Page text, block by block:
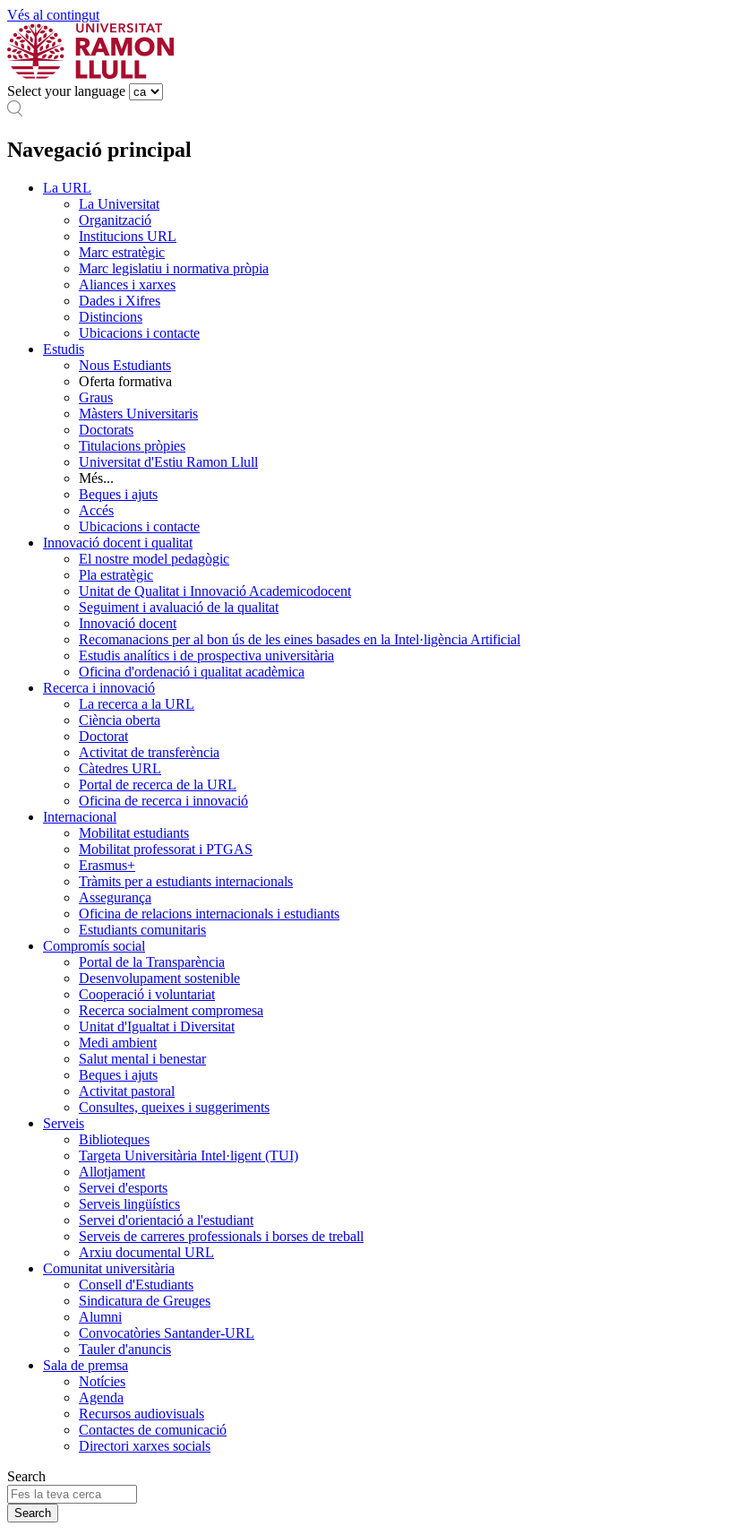
Vés al contingut
Select your language
Navegació principal
La URL
La Universitat
Organització
Institucions URL
Marc estratègic
Marc legislatiu i normativa pròpia
Aliances i xarxes
Dades i Xifres
Distincions
Ubicacions i contacte
Estudis
Nous Estudiants
Oferta formativa
Graus
Màsters Universitaris
Doctorats
Titulacions pròpies
Universitat d'Estiu Ramon Llull
Més...
Beques i ajuts
Accés
Ubicacions i contacte
Innovació docent i qualitat
El nostre model pedagògic
Pla estratègic
Unitat de Qualitat i Innovació Academicodocent
Seguiment i avaluació de la qualitat
Innovació docent
Recomanacions per al bon ús de les eines basades en la Intel·ligència Artificial
Estudis analítics i de prospectiva universitària
Oficina d'ordenació i qualitat acadèmica
Recerca i innovació
La recerca a la URL
Ciència oberta
Doctorat
Activitat de transferència
Càtedres URL
Portal de recerca de la URL
Oficina de recerca i innovació
Internacional
Mobilitat estudiants
Mobilitat professorat i PTGAS
Erasmus+
Tràmits per a estudiants internacionals
Assegurança
Oficina de relacions internacionals i estudiants
Estudiants comunitaris
Compromís social
Portal de la Transparència
Desenvolupament sostenible
Cooperació i voluntariat
Recerca socialment compromesa
Unitat d'Igualtat i Diversitat
Medi ambient
Salut mental i benestar
Beques i ajuts
Activitat pastoral
Consultes, queixes i suggeriments
Serveis
Biblioteques
Targeta Universitària Intel·ligent (TUI)
Allotjament
Servei d'esports
Serveis lingüístics
Servei d'orientació a l'estudiant
Serveis de carreres professionals i borses de treball
Arxiu documental URL
Comunitat universitària
Consell d'Estudiants
Sindicatura de Greuges
Alumni
Convocatòries Santander-URL
Tauler d'anuncis
Sala de premsa
Notícies
Agenda
Recursos audiovisuals
Contactes de comunicació
Directori xarxes socials
Search